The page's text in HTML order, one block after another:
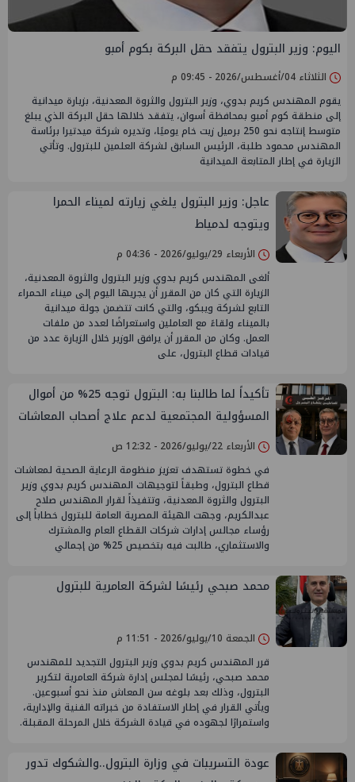
اليوم: وزير البترول يتفقد حقل البركة بكوم أمبو
الثلاثاء 04/أغسطس/2026 - 09:45 م
يقوم المهندس كريم بدوي، وزير البترول والثروة المعدنية، بزيارة ميدانية
إلى منطقة كوم أمبو بمحافظة أسوان، يتفقد خلالها حقل البركة الذي يبلغ
متوسط إنتاجه نحو 250 برميل زيت خام يوميًا، وتديره شركة ميدتيرا برئاسة
المهندس محمود طلبة، الرئيس السابق لشركة العلمين للبترول. وتأتي
الزيارة في إطار المتابعة الميدانية
عاجل: وزير البترول يلغي زيارته لميناء الحمرا
ويتوجه لدمياط
الأربعاء 29/يوليو/2026 - 04:36 م
ألغى المهندس كريم بدوي وزير البترول والثروة المعدنية،
الزيارة التي كان من المقرر أن يجريها اليوم إلى ميناء الحمراء
التابع لشركة ويبكو، والتي كانت تتضمن جولة ميدانية
بالميناء ولقاءً مع العاملين واستعراضًا لعدد من ملفات
العمل. وكان من المقرر أن يرافق الوزير خلال الزيارة عدد من
قيادات قطاع البترول، على
تأكيداً لما طالبنا به: البترول توجه 25% من أموال
المسؤولية المجتمعية لدعم علاج أصحاب المعاشات
الأربعاء 22/يوليو/2026 - 12:32 ص
في خطوة تستهدف تعزيز منظومة الرعاية الصحية لمعاشات
قطاع البترول، وطبقاً لتوجيهات المهندس كريم بدوي وزير
البترول والثروة المعدنية، وتتفيذاً لقرار المهندس صلاح
عبدالكريم، وجهت الهيئة المصرية العامة للبترول خطاباً إلى
رؤساء مجالس إدارات شركات القطاع العام والمشترك
والاستثماري، طالبت فيه بتخصيص 25% من إجمالي
محمد صبحي رئيسًا لشركة العامرية للبترول
الجمعة 10/يوليو/2026 - 11:51 م
قرر المهندس كريم بدوي وزير البترول التجديد للمهندس
محمد صبحي، رئيسًا لمجلس إدارة شركة العامرية لتكرير
البترول، وذلك بعد بلوغه سن المعاش منذ نحو أسبوعين.
ويأتي القرار في إطار الاستفادة من خبراته الفنية والإدارية،
واستمرارًا لجهوده في قيادة الشركة خلال المرحلة المقبلة.
عودة التسريبات في وزارة البترول..والشكوك تدور